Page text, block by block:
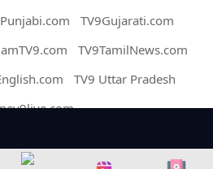
TV9Gujarati.com
TV9TamilNews.com
TV9 Uttar Pradesh